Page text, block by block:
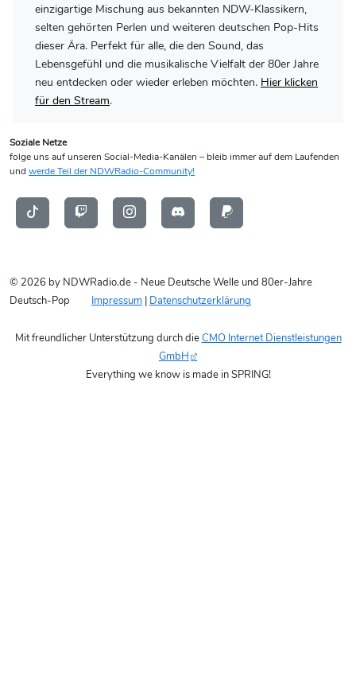
einzigartige Mischung aus bekannten NDW-Klassikern,
selten gehörten Perlen und weiteren deutschen Pop-Hits
dieser Ära. Perfekt für alle, die den Sound, das
Lebensgefühl und die musikalische Vielfalt der 80er Jahre
neu entdecken oder wieder erleben möchten. Hier klicken
für den Stream.
Soziale Netze
folge uns auf unseren Social-Media-Kanälen – bleib immer auf dem Laufenden
und werde Teil der NDWRadio-Community!
© 2026 by NDWRadio.de - Neue Deutsche Welle und 80er-Jahre
Deutsch-Pop
Impressum | Datenschutzerklärung
Mit freundlicher Unterstützung durch dieCMO Internet Dienstleistungen
GmbH
Everything we know is made in SPRING!